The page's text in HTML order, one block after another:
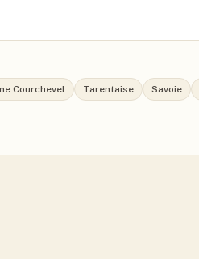
Courchevel Tarentaise Savoie